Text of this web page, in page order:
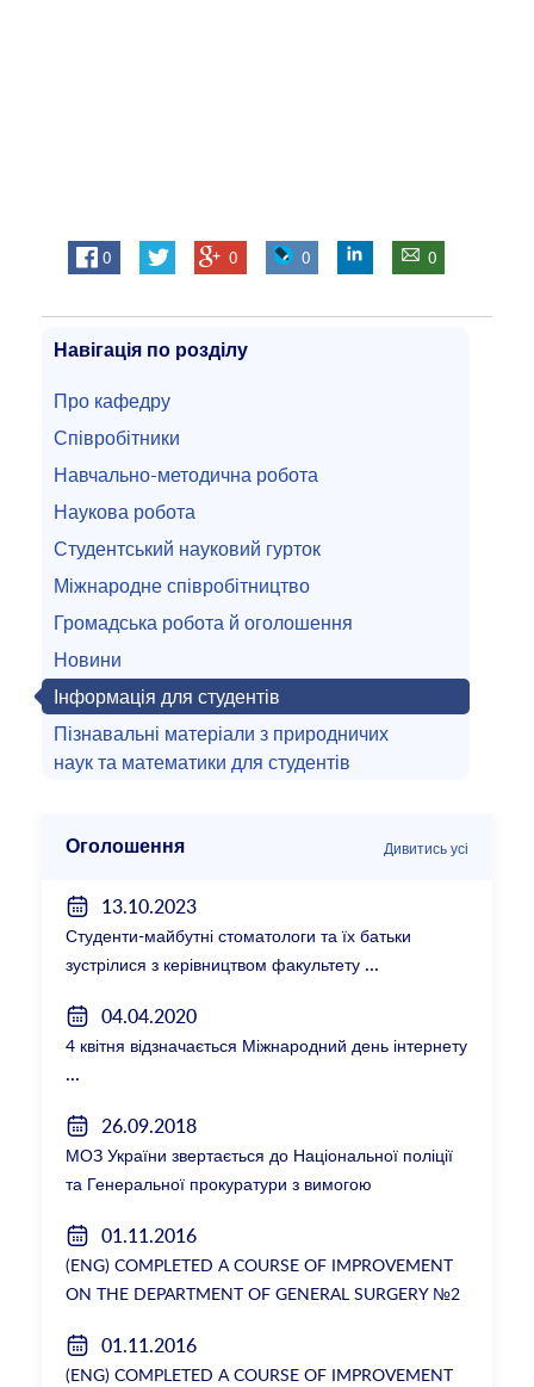
0 0 0 0
Навігація по розділу
Про кафедру
Співробітники
Навчально-методична робота
Наукова робота
Студентський науковий гурток
Міжнародне співробітництво
Громадська робота й оголошення
Новини
Інформація для студентів
Пізнавальні матеріали з природничих
наук та математики для студентів
Оголошення Дивитись усі
13.10.2023
Студенти-майбутні стоматологи та їх батьки
зустрілися з керівництвом факультету
04.04.2020
4 квітня відзначається Міжнародний день інтернету
26.09.2018
МОЗ України звертається до Національної поліції
та Генеральної прокуратури з вимогою
ректорки НМУ Катерини Амосової
01.11.2016
(ENG) COMPLETED A COURSE OF IMPROVEMENT
ON THE DEPARTMENT OF GENERAL SURGERY №2
01.11.2016
(ENG) COMPLETED A COURSE OF IMPROVEMENT